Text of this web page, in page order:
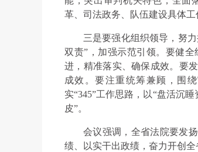
革、司法政务、队伍建设具体
三是要强化组织领导，努
双责”，加强示范引领。要健
进，精准落实、确保成效。要
成效。要注重统筹兼顾，围
实“345”工作思路，以“盘活沉
皮”。
会议强调，全省法院要发
绩、以实干出政绩，奋力开创全